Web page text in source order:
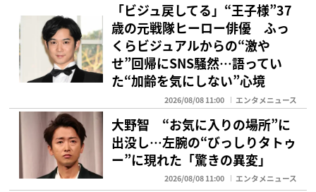
「ビジュ戻してる」“王子様”37
歳の元戦隊ヒーロー俳優 ふっ
くらビジュアルからの“激や
せ”回帰にSNS騒然…語ってい
た“加齢を気にしない”心境
2026/08/08 11:00 エンタメニュース
大野智 “お気に入りの場所”に
出没し…左腕の“びっしりタトゥ
ー”に現れた「驚きの異変」
2026/08/08 11:00 エンタメニュース